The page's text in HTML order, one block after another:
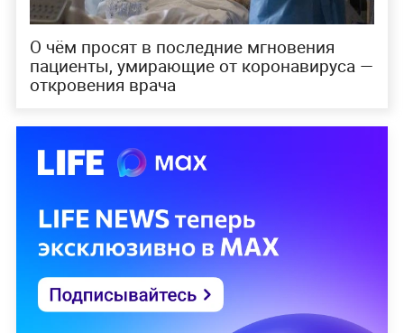
О чём просят в последние мгновения
пациенты, умирающие от коронавируса —
откровения врача